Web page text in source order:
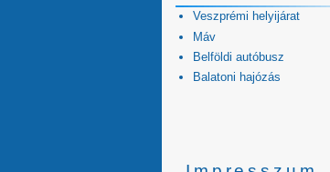
Veszprémi helyijárat
Máv
Belföldi autóbusz
Balatoni hajózás